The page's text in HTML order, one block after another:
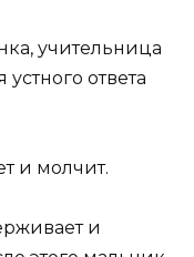
учительница
ответа
и молчит.
и